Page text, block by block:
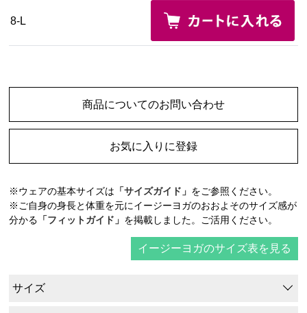
8-L
商品についてのお問い合わせ
お気に入りに登録
※ウェアの基本サイズは 「サイズガイド」 をご参照ください。
※ご自身の身長と体重を元にイージーヨガのおおよそのサイズ感が
分かる 「フィットガイド」 を掲載しました。ご活用ください。
イージーヨガのサイズ表を見る
サイズ